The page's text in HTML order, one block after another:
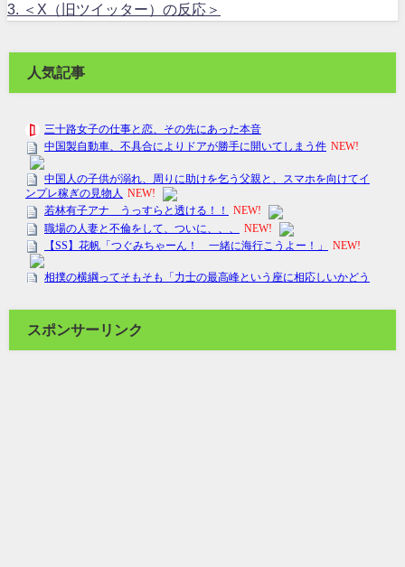
3.
＜X（旧ツイッター）の反応＞
人気記事
スポンサーリンク